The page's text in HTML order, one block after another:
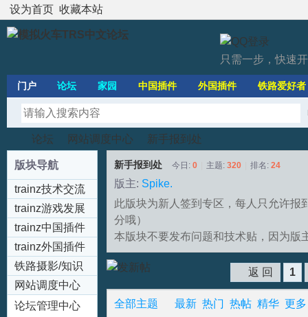
设为首页 收藏本站
只需一步，快速
门户 论坛 家园 中国插件 外国插件 铁路爱好者
模»
论坛
›
网站调度中心
›
新手报到处
版块导航
trainz技术交流
区
trainz游戏发展
trainz中国插件
专区(Chinese
trainz Addons)
trainz外国插件
专区(trainz
Addons)
铁路摄影/知识
区
网站调度中心
论坛管理中心
新手报到处 今日: 0 主题: 320 排名: 24
版主: Spike.
此版块为新人签到专区，每人只允许报
分哦）
本版块不要发布问题和技术贴，因为版
1
返 回
全部主题 最新 热门 热帖 精华 更多